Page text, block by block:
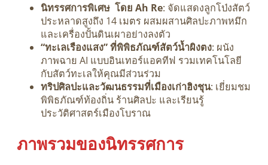
นิทรรศการพิเศษ โดย Ah Re: จัดแสดงลูกโป่งสัตว์
ประหลาดสูงถึง 14 เมตร ผสมผสานศิลปะภาพหมึก
และเครื่องปั้นดินเผาอย่างลงตัว
“ทะเลเรืองแสง” ที่พิพิธภัณฑ์สัตว์น้ำผิงตง: ผนัง
ภาพฉาย AI แบบอินเทอร์แอคทีฟ รวมเทคโนโลยี
กับสัตว์ทะเลให้คุณมีส่วนร่วม
ทริปศิลปะและวัฒนธรรมที่เมืองเก่าฮิงชุน: เยี่ยมชม
พิพิธภัณฑ์ท้องถิ่น ร้านศิลปะ และเรียนรู้
ประวัติศาสตร์เมืองโบราณ
ภาพรวมของนิทรรศการ